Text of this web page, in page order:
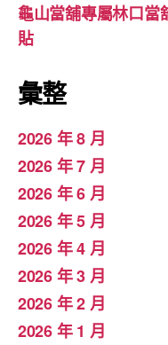
龜山當舖專屬林口當
貼
彙整
2026 年 8 月
2026 年 7 月
2026 年 6 月
2026 年 5 月
2026 年 4 月
2026 年 3 月
2026 年 2 月
2026 年 1 月